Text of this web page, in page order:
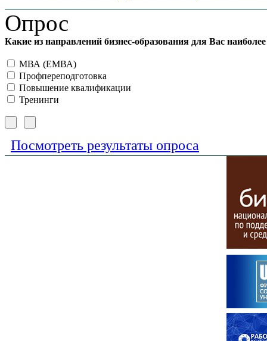
Опрос
Какие из направлений бизнес-образования для Вас
МВА (ЕМВА)
Профпереподготовка
Повышение квалификации
Тренинги
Посмотреть результаты опроса